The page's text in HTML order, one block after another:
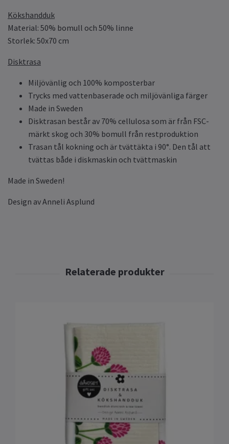
Kökshandduk
Material: 50% bomull och 50% linne
Storlek: 50x70 cm
Disktrasa
Miljövänlig och 100% komposterbar
Trycks med vattenbaserade och miljövänliga färger
Made in Sweden
Disktrasan består av 70% cellulosa som är från FSC-
märkt skog och 30% bomull från restproduktion
Trasan tål kokning och är tvättäkta i 90°. Den tål att
tvättas både i diskmaskin och tvättmaskin
Made in Sweden!
Design av Anneli Asplund